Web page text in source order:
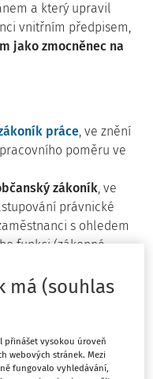
a který upravil
vnitřním předpisem,
jako zmocněnec na
práce, ve znění
poměru ve
zákoník, ve
právnické
s ohledem
funkci (zákonné
– smluvní
plné moci.
zaměstnán na
má (souhlas
přinášet vysokou úroveň
webových stránek. Mezi
fungovalo vyhledávání,